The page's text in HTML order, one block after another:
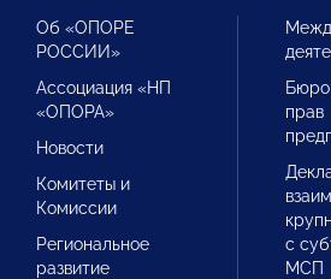
Об «ОПОРЕ
РОССИИ»
Ассоциация «НП
«ОПОРА»
Новости
Комитеты и
Комиссии
Региональное
развитие
прав
с
МСП